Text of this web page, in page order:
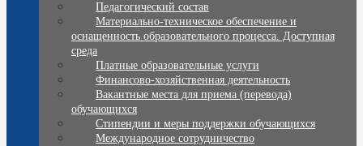
Педагогический состав
Материально-техническое обеспечение и
оснащенность образовательного процесса. Доступная
среда
Платные образовательные услуги
Финансово-хозяйственная деятельность
Вакантные места для приема (перевода)
обучающихся
Стипендии и меры поддержки обучающихся
Международное сотрудничество